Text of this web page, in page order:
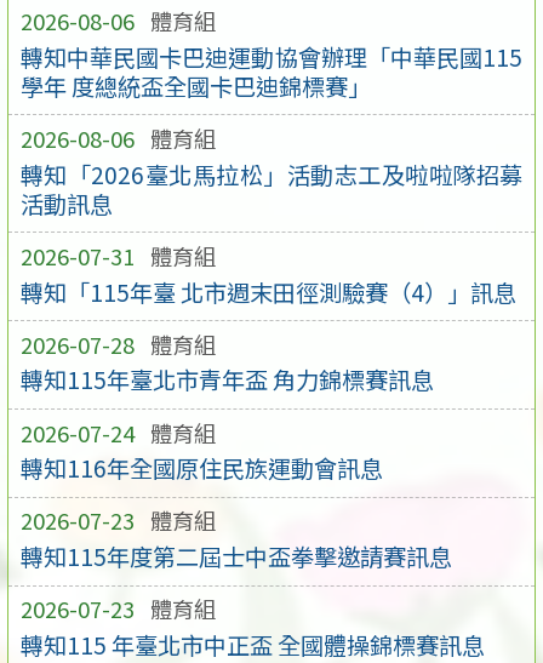
2026-08-06 體育組
轉知中華民國卡巴迪運動協會辦理「中華民國115
學年 度總統盃全國卡巴迪錦標賽」
2026-08-06 體育組
轉知「2026臺北馬拉松」活動志工及啦啦隊招募
活動訊息
2026-07-31 體育組
轉知「115年臺 北市週末田徑測驗賽（4）」訊息
2026-07-28 體育組
轉知115年臺北市青年盃 角力錦標賽訊息
2026-07-24 體育組
轉知116年全國原住民族運動會訊息
2026-07-23 體育組
轉知115年度第二屆士中盃拳擊邀請賽訊息
2026-07-23 體育組
轉知115 年臺北市中正盃 全國體操錦標賽訊息